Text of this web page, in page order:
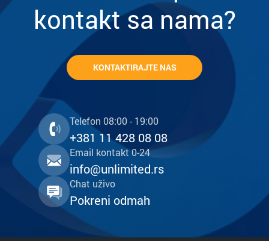
kontakt sa nama?
KONTAKTIRAJTE NAS
Telefon 08:00 - 19:00
+381 11 428 08 08
Email kontakt 0-24
info@unlimited.rs
Chat uživo
Pokreni odmah